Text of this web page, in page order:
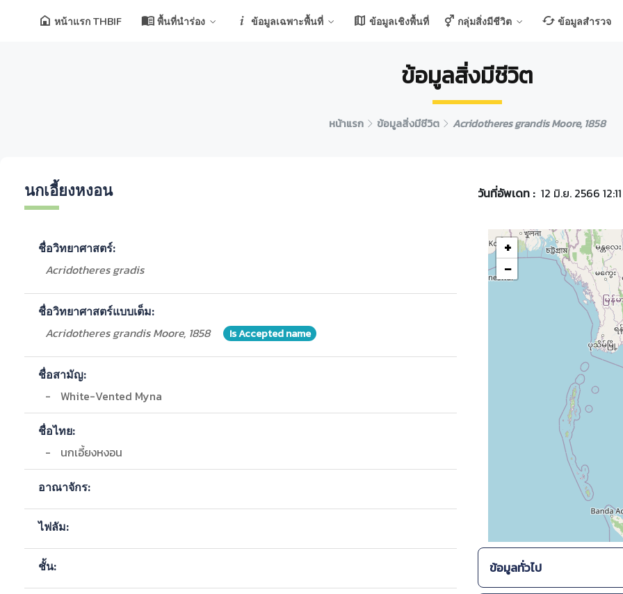
หน้าแรก THBIF พื้นที่นำร่อง ข้อมูลเฉพาะพื้นที่ ข้อมูลเชิงพื้นที่ กลุ่มสิ่งมีชีวิต ข้อมูลสำรวจ
ข้อมูลสิ่งมีชีวิต
หน้าแรก ข้อมูลสิ่งมีชีวิต Acridotheres grandis Moore, 1858
นกเอี้ยงหงอน
ชื่อวิทยาศาสตร์:
Acridotheres gradis
ชื่อวิทยาศาสตร์แบบเต็ม:
Acridotheres grandis Moore, 1858 Is Accepted name
ชื่อสามัญ:
- White-Vented Myna
ชื่อไทย:
- นกเอี้ยงหงอน
อาณาจักร:
ไฟลัม:
ชั้น:
วันที่อัพเดท : 12 มิ.ย. 2566
+
−
ข้อมูลทั่วไป